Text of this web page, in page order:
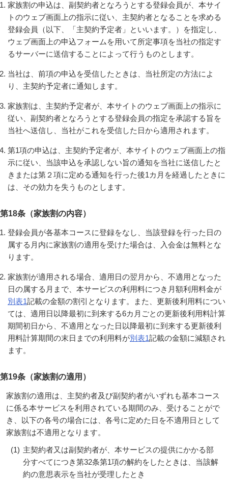
家族割の申込は、副契約者となろうとする登録会員が、本サイ
トのウェブ画面上の指示に従い、主契約者となることを求める
登録会員（以下、「主契約予定者」といいます。）を指定し、
ウェブ画面上の申込フォームを用いて所定事項を当社の指定す
るサーバーに送信することによって行うものとします。
当社は、前項の申込を受信したときは、当社所定の方法によ
り、主契約予定者に通知します。
家族割は、主契約予定者が、本サイトのウェブ画面上の指示に
従い、副契約者となろうとする登録会員の指定を承認する旨を
当社へ送信し、当社がこれを受信した日から適用されます。
第1項の申込は、主契約予定者が、本サイトのウェブ画面上の指
示に従い、当該申込を承認しない旨の通知を当社に送信したと
きまたは第２項に定める通知を行った後1カ月を経過したときに
は、その効力を失うものとします。
第18条（家族割の内容）
登録会員が各基本コースに登録をなし、当該登録を行った日の
属する月内に家族割の適用を受けた場合は、入会金は無料とな
ります。
家族割が適用される場合、適用日の翌月から、不適用となった
日の属する月まで、本サービスの利用料につき月額利用料金が
別表1記載の金額の割引となります。また、更新後利用料につい
ては、適用日以降最初に到来する6カ月ごとの更新後利用料計算
期間初日から、不適用となった日以降最初に到来する更新後利
用料計算期間の末日までの利用料が別表1記載の金額に減額され
ます。
第19条（家族割の適用）
家族割の適用は、主契約者及び副契約者がいずれも基本コース
に係る本サービスを利用されている期間のみ、受けることがで
き、以下の各号の場合には、各号に定めた日を不適用日として
家族割は不適用となります。
(1) 主契約者又は副契約者が、本サービスの提供にかかる部
分すべてにつき第32条第1項の解約をしたときは、当該解
約の意思表示を当社が受理したとき